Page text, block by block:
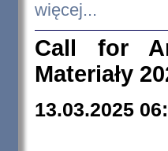
więcej...
Call for
Materiały
13.03.2025